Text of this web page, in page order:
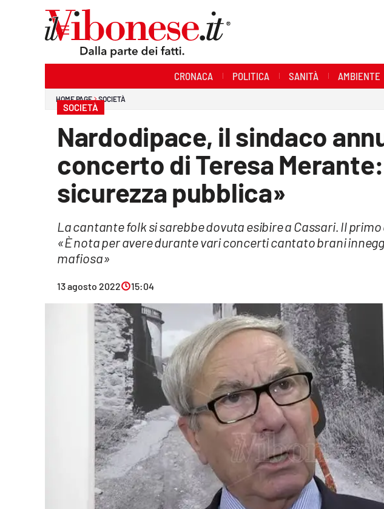
CRONACA POLITICA SANITÀ AMBIENTE
HOME PAGE SOCIETÀ
SOCIETÀ
Nardodipace, il sindaco
concerto di Teresa
sicurezza pubblica»
La cantante folk si sarebbe dovuta esibire a Cassari. Il
«È nota per avere durante vari concerti cantato brani
mafiosa»
13 agosto 2022 15:04